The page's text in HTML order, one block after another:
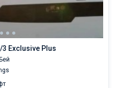
Exclusive Plus